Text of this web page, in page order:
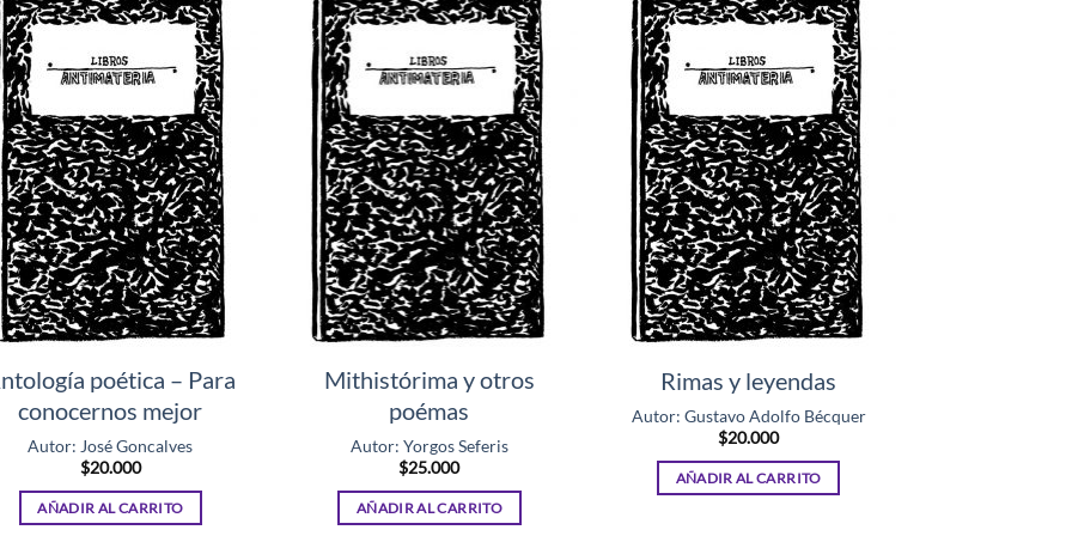
poética – Para
conocernos mejor
Autor: José Goncalves
$20.000
AÑADIR AL CARRITO
Mithistórima y otros
poémas
Autor: Yorgos Seferis
$25.000
AÑADIR AL CARRITO
Rimas y leyendas
Autor: Gustavo Adolfo Bécquer
$20.000
AÑADIR AL CARRITO